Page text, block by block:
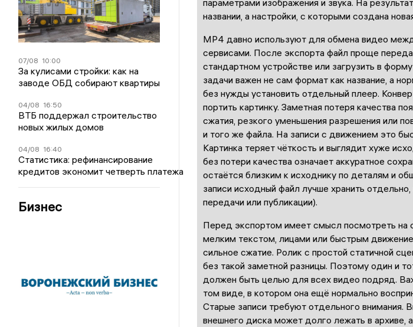
07/08 10:00
За кулисами стройки: как на
заводе ОБД собирают квартиры
04/08 16:50
ВТБ поддержал строительство
новых жилых домов
04/08 16:40
Статистика: рефинансирование
кредитов экономит четверть платежа
Бизнес
параметрами изображения и звука. На
названии, а настройки, с которыми создана
MP4 давно используют для обмена видео
сервисами. После экспорта файл проще
стандартном устройстве или загрузить в
задачи важен не сам формат как название, а
без нужды установить отдельный плеер.
портить картинку. Заметная потеря качества
сжатия, резкого уменьшения разрешения или
и того же файла. На записи с движением это
Картинка теряет чёткость и выглядит хуже
без потери качества означает аккуратное
остаётся близким к исходнику по деталям и
записи исходный файл лучше хранить
передачи или публикации).
Перед экспортом имеет смысл посмотреть на
мелким текстом, лицами или быстрым
сильное сжатие. Ролик с простой статичной
без такой заметной разницы. Поэтому один и
должен быть целью для всех видео подряд.
том виде, в котором она ещё нормально
Старые записи требуют отдельного внимания.
внешнего диска может долго лежать в архиве,